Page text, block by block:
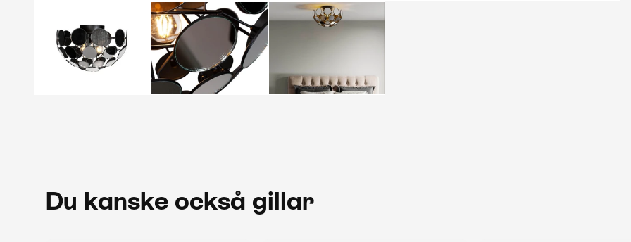
Du kanske också gillar